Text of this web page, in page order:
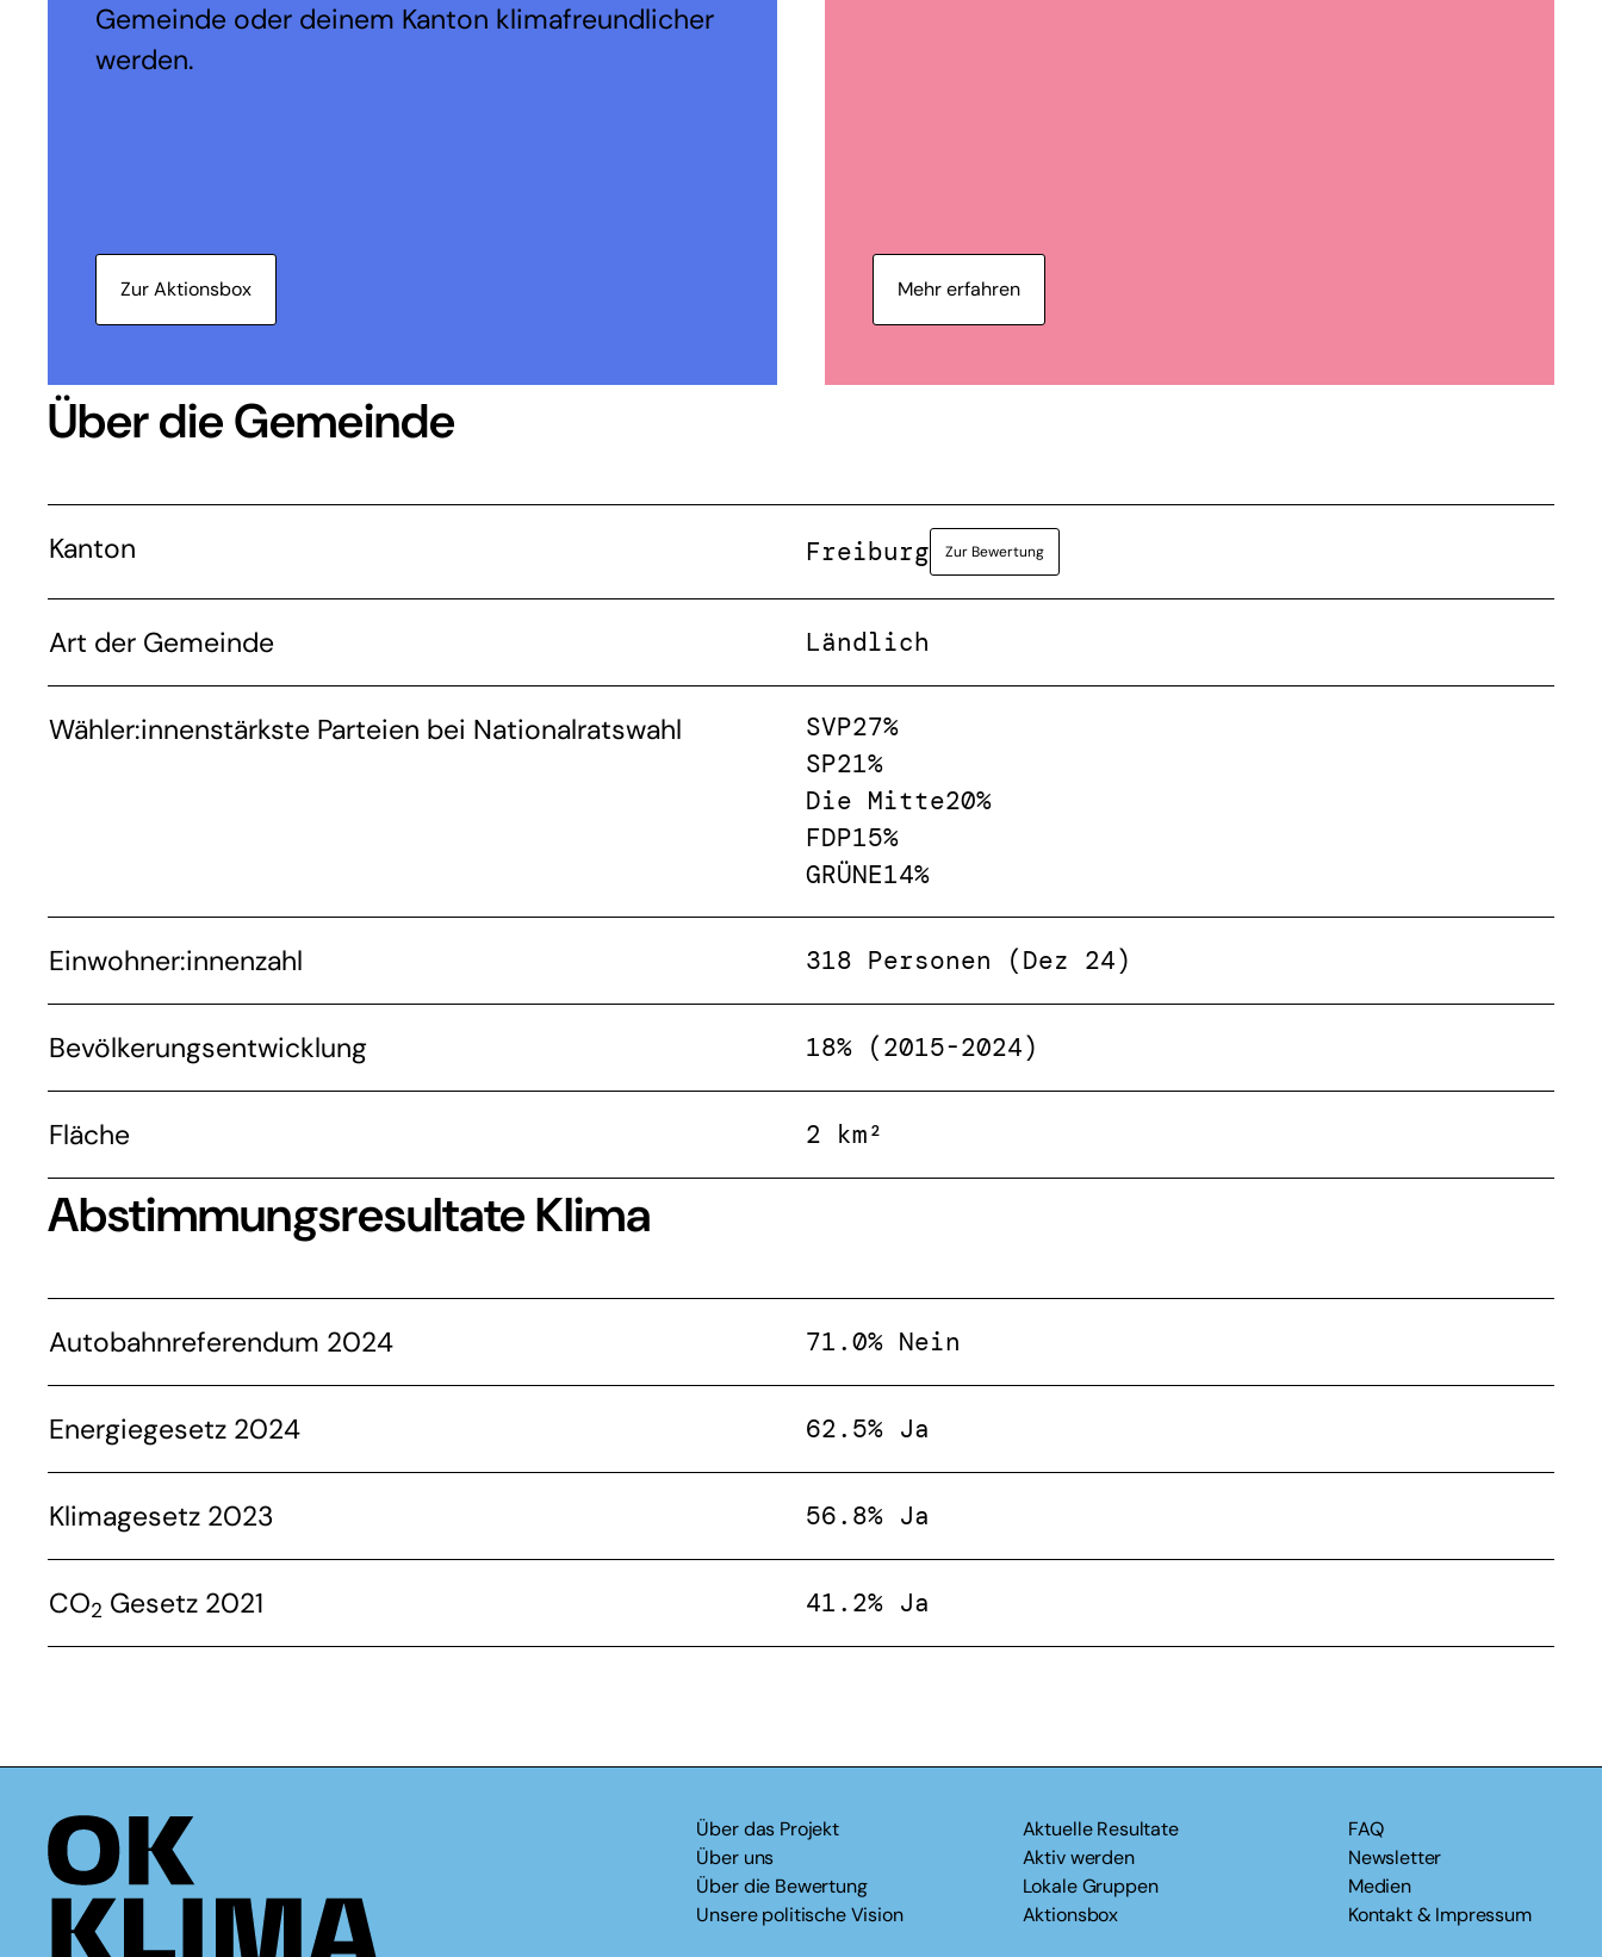
Gemeinde oder deinem Kanton klimafreundlicher
werden.
Zur Aktionsbox Mehr erfahren
Über die Gemeinde
Kanton Freiburg Zur Bewertung
Art der Gemeinde Ländlich
Wähler:innenstärkste Parteien bei Nationalratswahl SVP27%
SP21%
Die Mitte20%
FDP15%
GRÜNE14%
Einwohner:innenzahl 318 Personen (Dez 24)
Bevölkerungsentwicklung 18% (2015-2024)
Fläche 2 km²
Abstimmungsresultate Klima
Autobahnreferendum 2024 71.0% Nein
Energiegesetz 2024 62.5% Ja
Klimagesetz 2023 56.8% Ja
CO2 Gesetz 2021 41.2% Ja
Über das Projekt
Über uns
Über die Bewertung
Unsere politische Vision
Aktuelle Resultate
Aktiv werden
Lokale Gruppen
Aktionsbox
FAQ
Newsletter
Medien
Kontakt & Impressum